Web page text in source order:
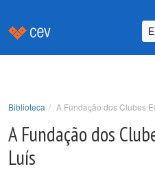
Biblioteca A Fundação dos Clubes
A Fundação dos
Luís